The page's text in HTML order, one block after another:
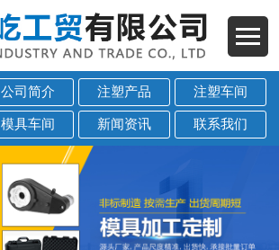
公司简介 注塑产品 注塑车间
模具车间 新闻资讯 联系我们